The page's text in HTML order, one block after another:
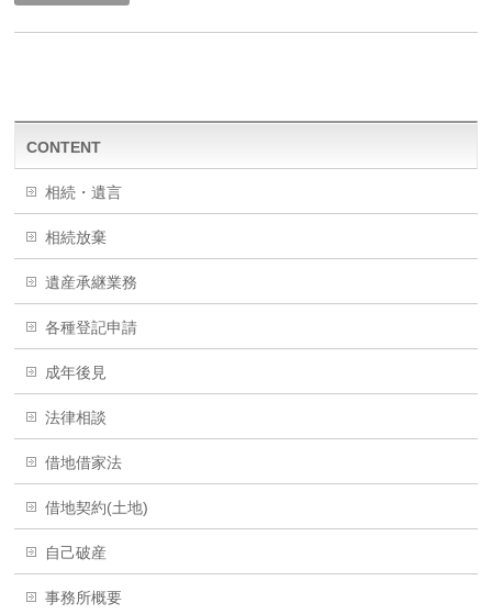
CONTENT
相続・遺言
相続放棄
遺産承継業務
各種登記申請
成年後見
法律相談
借地借家法
借地契約(土地)
自己破産
事務所概要